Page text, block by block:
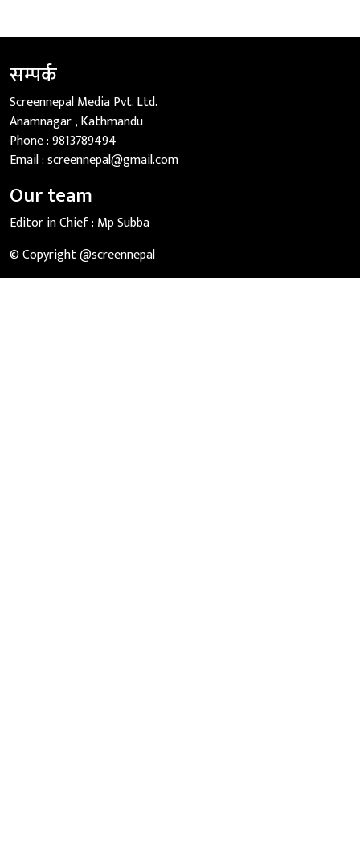
सम्पर्क
Screennepal Media Pvt. Ltd.
Anamnagar , Kathmandu
Phone :9813789494
Email :screennepal@gmail.com
Our team
Editor in Chief : Mp Subba
© Copyright @screennepal